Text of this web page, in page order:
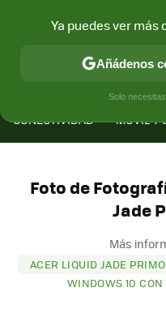
CONECTIVIDAD MÓVIL Y
Foto de
Jade
Más
ACER LIQUID JADE
WINDOWS 10
Ya puedes ver más
Añádenos
Solo